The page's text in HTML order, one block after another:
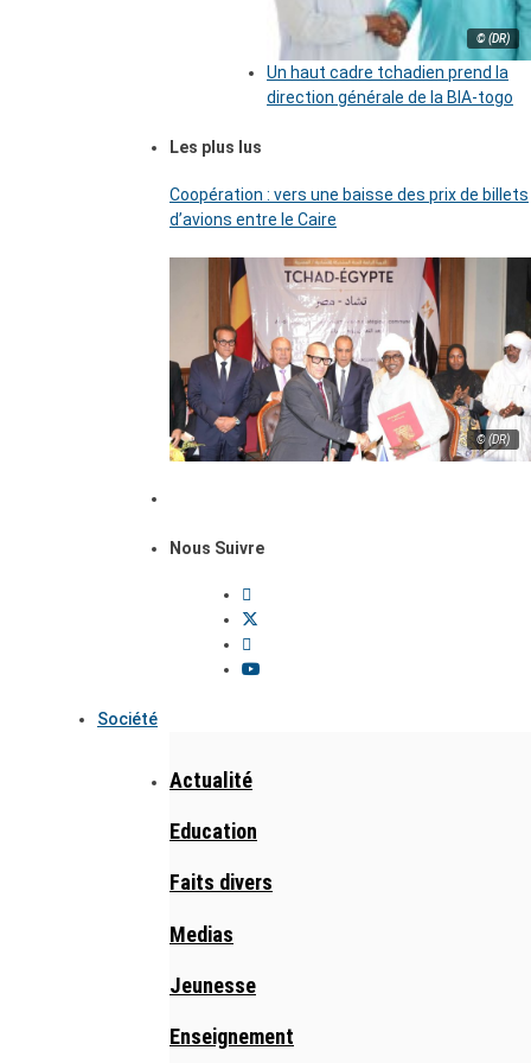
© (DR)
Un haut cadre tchadien prend la
direction générale de la BIA-togo
Les plus lus
Coopération : vers une baisse des prix de billets
d’avions entre le Caire
© (DR)
Nous Suivre
Société
Actualité
Education
Faits divers
Medias
Jeunesse
Enseignement